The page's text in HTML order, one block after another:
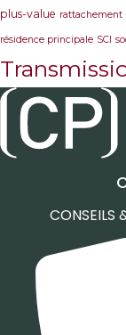
plus-value rattachement
résidence principale SCI
CONSEILS